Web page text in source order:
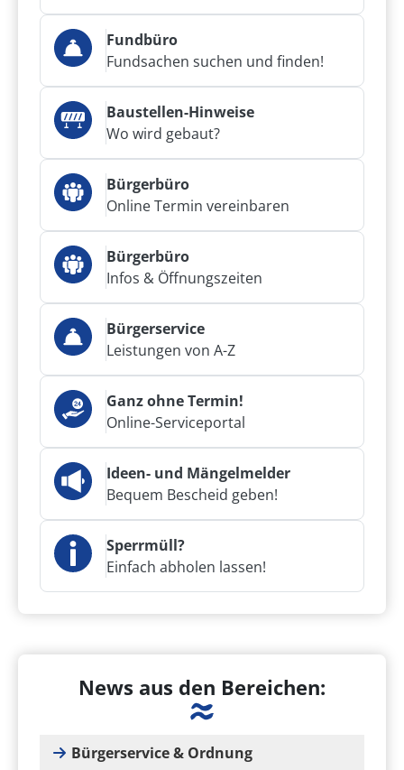
Fundbüro
Fundsachen suchen und finden!
Baustellen-Hinweise
Wo wird gebaut?
Bürgerbüro
Online Termin vereinbaren
Bürgerbüro
Infos & Öffnungszeiten
Bürgerservice
Leistungen von A-Z
Ganz ohne Termin!
Online-Serviceportal
Ideen- und Mängelmelder
Bequem Bescheid geben!
Sperrmüll?
Einfach abholen lassen!
News aus den Bereichen:
Bürgerservice & Ordnung